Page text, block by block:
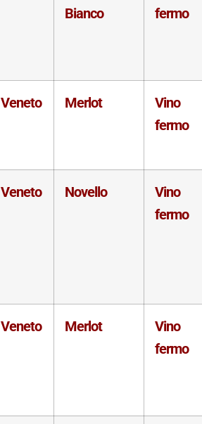
Bianco
fermo
Veneto Merlot
Vino
fermo
Veneto Novello
Vino
fermo
Veneto Merlot
Vino
fermo